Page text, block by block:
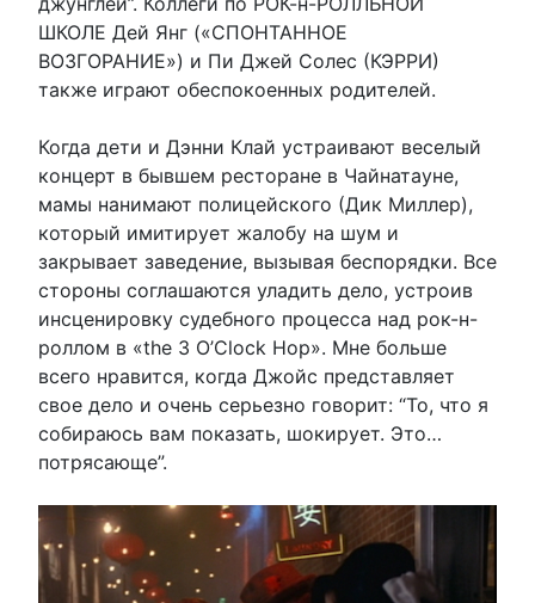
ШКОЛЕ Дей Янг («СПОНТАННОЕ
ВОЗГОРАНИЕ») и Пи Джей Солес (КЭРРИ)
также играют обеспокоенных родителей.
Когда дети и Дэнни Клай устраивают веселый
концерт в бывшем ресторане в Чайнатауне,
мамы нанимают полицейского (Дик Миллер),
который имитирует жалобу на шум и
закрывает заведение, вызывая беспорядки. Все
стороны соглашаются уладить дело, устроив
инсценировку судебного процесса над рок-н-
роллом в «the 3 O’Clock Hop». Мне больше
всего нравится, когда Джойс представляет
свое дело и очень серьезно говорит: “То, что я
собираюсь вам показать, шокирует. Это…
потрясающе”.